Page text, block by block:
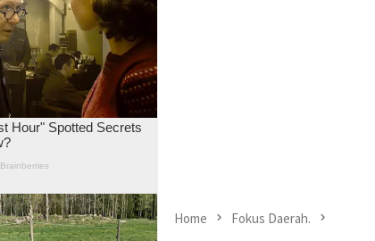
Home Fokus Daerah.